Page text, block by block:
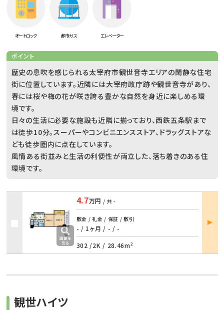
オートロック 都市ガス エレベーター
ポイント
歴史の息吹を感じられる太宰府市観世音寺エリアの閑静な住宅
街に位置しています。近隣には大宰府政庁跡や観世音寺があり、
春には桜や梅の花が咲き誇る豊かな自然を身近に楽しめる環
境です。
日々の生活に必要な施設も近隣に揃っており、西鉄五条駅まで
は徒歩10分。スーパーやコンビニエンスストア、ドラッグストアな
ども徒歩圏内に点在しています。
風情ある街並みと生活の利便性が両立した、落ち着きのある住
環境です。
4.7万円 / 共 -
敷金 / 礼金 / 保証 / 敷引
- / 1ヶ月 / - / -
302 /2K / 28.46m²
部屋
詳細
観世ハイツ